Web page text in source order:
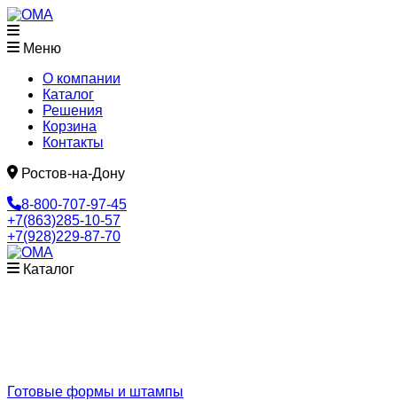
Меню
О компании
Каталог
Решения
Корзина
Контакты
Ростов-на-Дону
8-800-707-97-45
+7(863)285-10-57
+7(928)229-87-70
Каталог
Готовые формы и штампы